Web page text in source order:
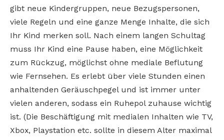
gibt neue Kindergruppen, neue Bezugspersonen,
viele Regeln und eine ganze Menge Inhalte, die sich
Ihr Kind merken soll. Nach einem langen Schultag
muss Ihr Kind eine Pause haben, eine Möglichkeit
zum Rückzug, möglichst ohne mediale Beflutung
wie Fernsehen. Es erlebt über viele Stunden einen
anhaltenden Geräuschpegel und ist immer unter
vielen anderen, sodass ein Ruhepol zuhause wichtig
ist. (Die Beschäftigung mit medialen Inhalten wie TV,
Xbox, Playstation etc. sollte in diesem Alter maximal